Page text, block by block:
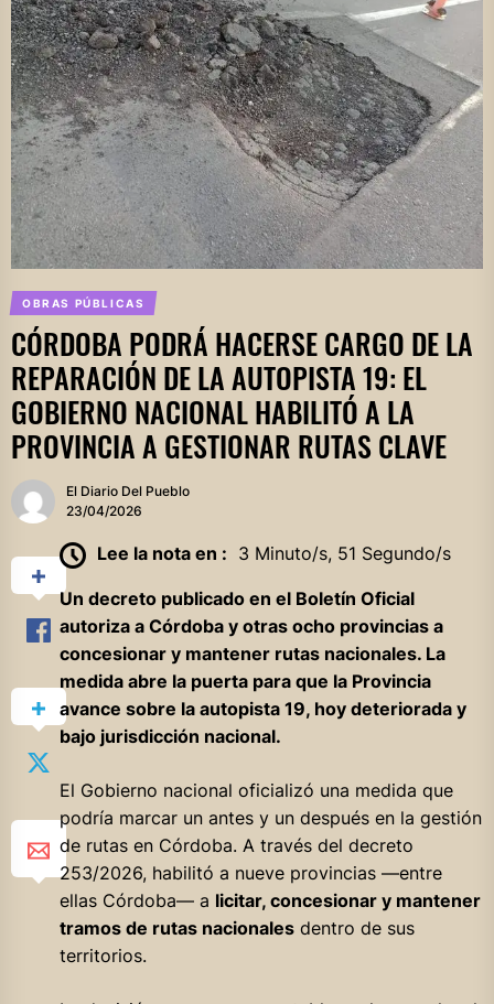
OBRAS PÚBLICAS
CÓRDOBA PODRÁ HACERSE CARGO DE LA
REPARACIÓN DE LA AUTOPISTA 19: EL
GOBIERNO NACIONAL HABILITÓ A LA
PROVINCIA A GESTIONAR RUTAS CLAVE
El Diario Del Pueblo
23/04/2026
Lee la nota en : 3 Minuto/s, 51 Segundo/s
Un decreto publicado en el Boletín Oficial
autoriza a Córdoba y otras ocho provincias a
concesionar y mantener rutas nacionales. La
medida abre la puerta para que la Provincia
avance sobre la autopista 19, hoy deteriorada y
bajo jurisdicción nacional.
El Gobierno nacional oficializó una medida que
podría marcar un antes y un después en la gestión
de rutas en Córdoba. A través del decreto
253/2026, habilitó a nueve provincias —entre
ellas Córdoba— a licitar, concesionar y mantener
tramos de rutas nacionalesdentro de sus
territorios.